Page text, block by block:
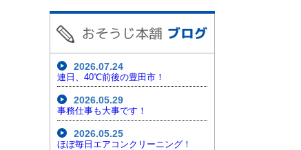
2026.07.24
連日、40℃前後の豊田市！
2026.05.29
事務仕事も大事です！
2026.05.25
ほぼ毎日エアコンクリーニング！